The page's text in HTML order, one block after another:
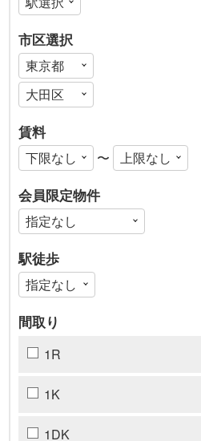
市区選択
賃料
〜
会員限定物件
駅徒歩
間取り
1R
1K
1DK